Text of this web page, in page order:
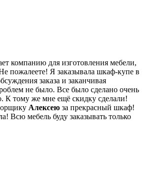
компанию для изготовления мебели,
пожалеете! Я заказывала шкаф-купе в
заказа и заканчивая
не было. Все было сделано очень
К тому же мне ещё скидку сделали!
Алексею за прекрасный шкаф!
Всю мебель буду заказывать только